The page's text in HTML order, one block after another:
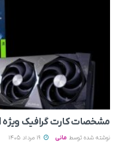
مشخصات کارت گرافیک ویژه MSI منتشر شد + تصویر
نوشته شده توسط مانی